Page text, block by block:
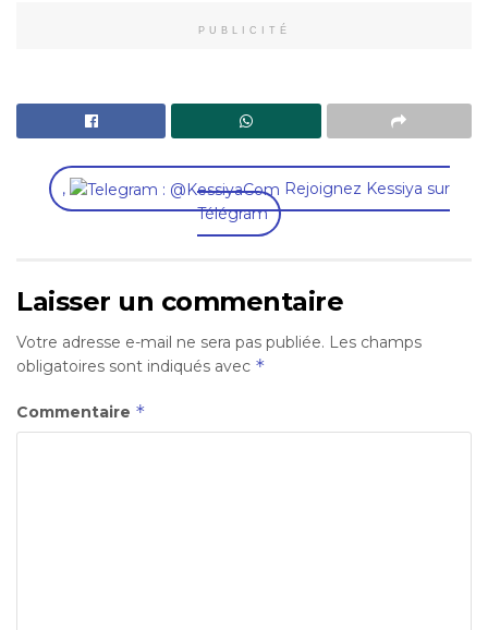
PUBLICITÉ
,
Rejoignez Kessiya sur
Télégram
Laisser un commentaire
Votre adresse e-mail ne sera pas publiée. Les champs
obligatoires sont indiqués avec *
Commentaire *